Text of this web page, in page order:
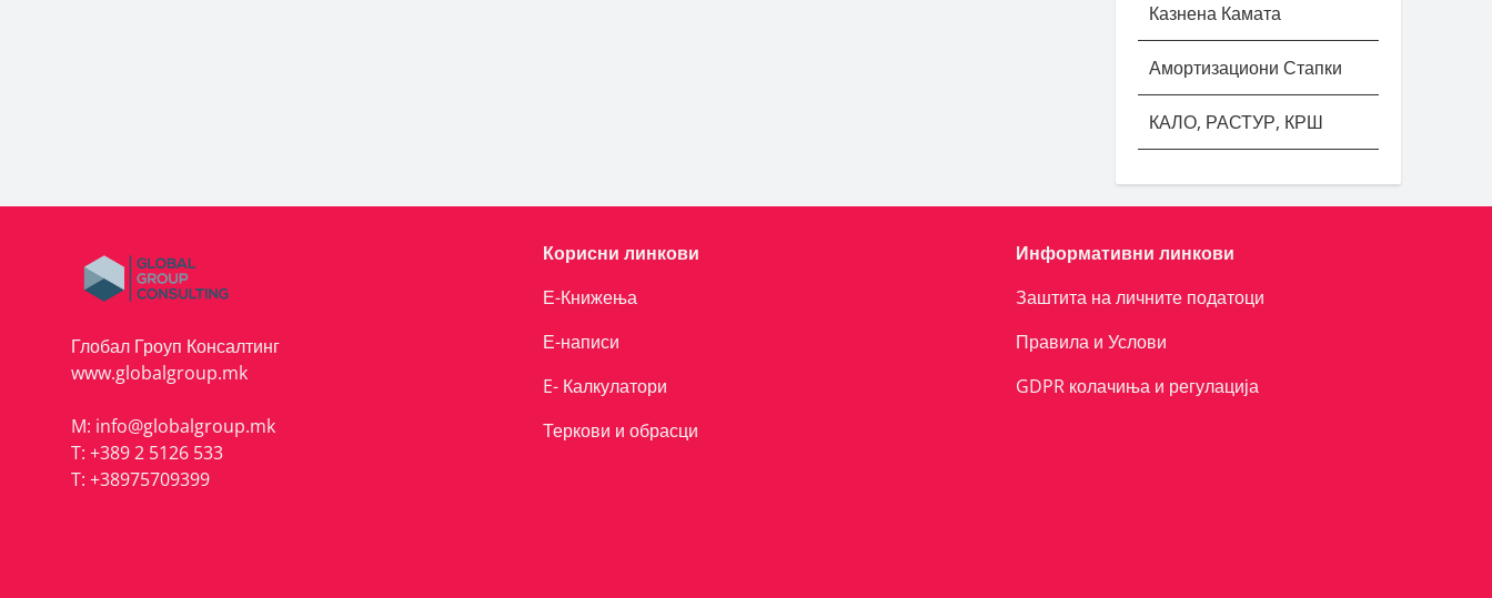
Казнена Камата
Амортизациони Стапки
КАЛО, РАСТУР, КРШ
Глобал Гроуп Консалтинг
www.globalgroup.mk
M: info@globalgroup.mk
T: +389 2 5126 533
T: +38975709399
Корисни линкови
Е-Книжења
Е-написи
E- Калкулатори
Теркови и обрасци
Информативни линкови
Заштита на личните податоци
Правила и Услови
GDPR колачиња и регулација